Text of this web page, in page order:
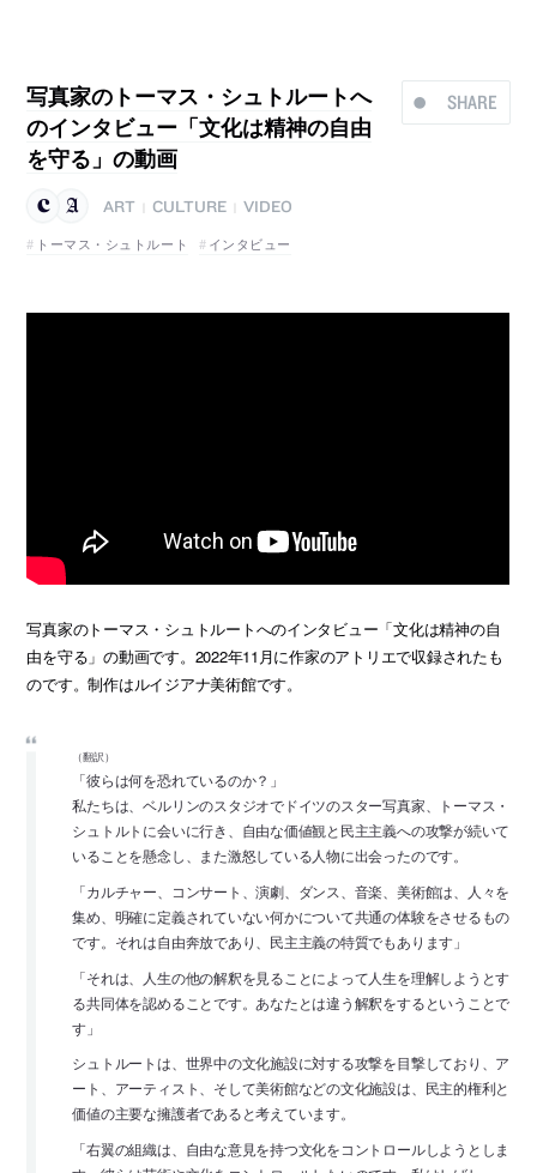
SHARE
写真家のトーマス・シュトルートへ
のインタビュー「文化は精神の自由
を守る」の動画
ART CULTURE
VIDEO
トーマス・シュトルート
インタビュー
写真家のトーマス・シュトルートへのインタビュー「文化は精神の自
由を守る」の動画です。2022年11月に作家のアトリエで収録されたも
のです。制作はルイジアナ美術館です。
（翻訳）
「彼らは何を恐れているのか？」
私たちは、ベルリンのスタジオでドイツのスター写真家、トーマス・
シュトルトに会いに行き、自由な価値観と民主主義への攻撃が続いて
いることを懸念し、また激怒している人物に出会ったのです。
「カルチャー、コンサート、演劇、ダンス、音楽、美術館は、人々を
集め、明確に定義されていない何かについて共通の体験をさせるもの
です。それは自由奔放であり、民主主義の特質でもあります」
「それは、人生の他の解釈を見ることによって人生を理解しようとす
る共同体を認めることです。あなたとは違う解釈をするということで
す」
シュトルートは、世界中の文化施設に対する攻撃を目撃しており、ア
ート、アーティスト、そして美術館などの文化施設は、民主的権利と
価値の主要な擁護者であると考えています。
「右翼の組織は、自由な意見を持つ文化をコントロールしようとしま